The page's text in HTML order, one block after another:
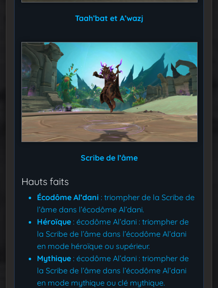
Taah’bat et A’wazj
Scribe de l’âme
Hauts faits
Écodôme Al’dani : triompher de la Scribe de
l’âme dans l’écodôme Al’dani.
Héroïque : écodôme Al’dani : triompher de
la Scribe de l’âme dans l’écodôme Al’dani
en mode héroïque ou supérieur.
Mythique : écodôme Al’dani : triompher de
la Scribe de l’âme dans l’écodôme Al’dani
en mode mythique ou clé mythique.